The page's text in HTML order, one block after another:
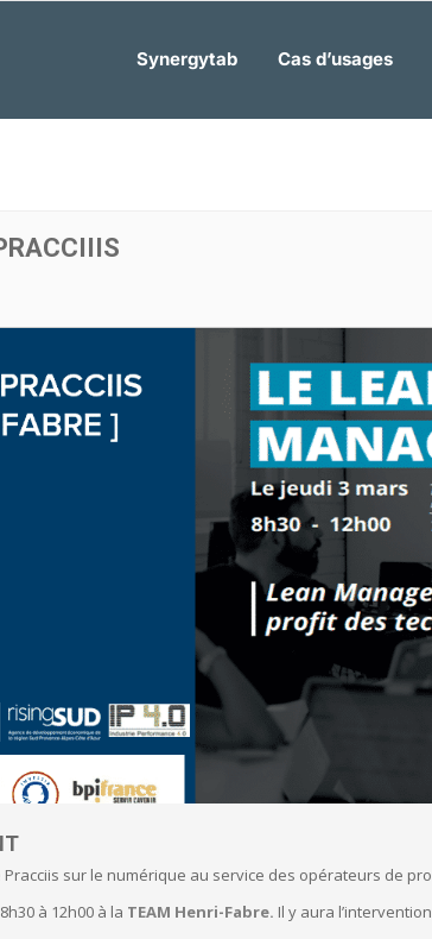
Synergytab Cas d’usages
sur le numérique au service des opérateurs de
à 12h00 à la TEAM Henri-Fabre. Il y aura